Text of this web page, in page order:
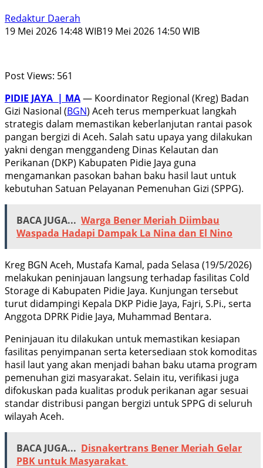
Redaktur Daerah
19 Mei 2026 14:48 WIB19 Mei 2026 14:50 WIB
Post Views: 561
PIDIE JAYA | MA— Koordinator Regional (Kreg) Badan
Gizi Nasional (BGN) Aceh terus memperkuat langkah
strategis dalam memastikan keberlanjutan rantai pasok
pangan bergizi di Aceh. Salah satu upaya yang dilakukan
yakni dengan menggandeng Dinas Kelautan dan
Perikanan (DKP) Kabupaten Pidie Jaya guna
mengamankan pasokan bahan baku hasil laut untuk
kebutuhan Satuan Pelayanan Pemenuhan Gizi (SPPG).
BACA JUGA... Warga Bener Meriah Diimbau
Waspada Hadapi Dampak La Nina dan El Nino
Kreg BGN Aceh, Mustafa Kamal, pada Selasa (19/5/2026)
melakukan peninjauan langsung terhadap fasilitas Cold
Storage di Kabupaten Pidie Jaya. Kunjungan tersebut
turut didampingi Kepala DKP Pidie Jaya, Fajri, S.Pi., serta
Anggota DPRK Pidie Jaya, Muhammad Bentara.
Peninjauan itu dilakukan untuk memastikan kesiapan
fasilitas penyimpanan serta ketersediaan stok komoditas
hasil laut yang akan menjadi bahan baku utama program
pemenuhan gizi masyarakat. Selain itu, verifikasi juga
difokuskan pada kualitas produk perikanan agar sesuai
standar distribusi pangan bergizi untuk SPPG di seluruh
wilayah Aceh.
BACA JUGA... Disnakertrans Bener Meriah Gelar
PBK untuk Masyarakat